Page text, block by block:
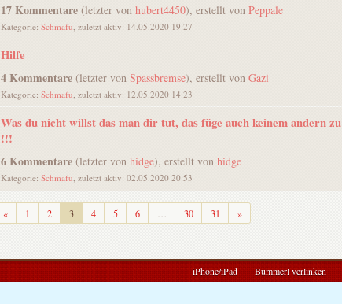
17 Kommentare(letzter von hubert4450), erstellt von Peppale
Kategorie: Schmafu , zuletzt aktiv: 14.05.2020 19:27
Hilfe
4 Kommentare(letzter von Spassbremse), erstellt von Gazi
Kategorie: Schmafu, zuletzt aktiv: 12.05.2020 14:23
Was du nicht willst das man dir tut, das füge auch keinem andern zu
!!!
6 Kommentare(letzter von hidge), erstellt von hidge
Kategorie: Schmafu, zuletzt aktiv: 02.05.2020 20:53
«Zurück1 2 3 4 5 6 … 30 31 »Weiter
iPhone/iPad Bummerl verlinken